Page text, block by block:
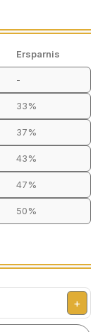
Ersparnis
-
33%
37%
43%
47%
50%
+